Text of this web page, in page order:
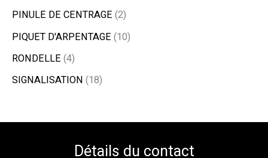
PINULE DE CENTRAGE 2
PIQUET D'ARPENTAGE 10
RONDELLE 4
SIGNALISATION
18
Détails du contact